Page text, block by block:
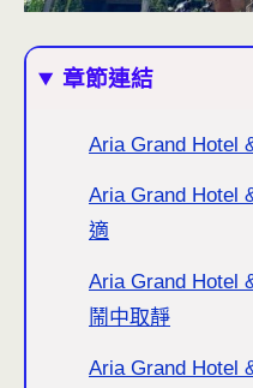
章節連結
Aria Grand Hotel
Aria Grand Hotel
適
Aria Grand Hotel
鬧中取靜
Aria Grand Hotel